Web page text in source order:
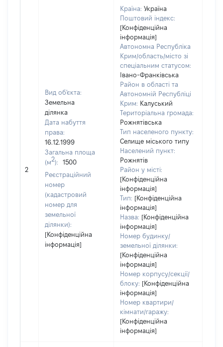
2
Вид об'єкта:
Земельна
ділянка
Дата набуття
права:
16.12.1999
Загальна площа
(м2):
1500
Реєстраційний
номер
(кадастровий
номер для
земельної
ділянки):
[Конфіденційна
інформація]
Країна: Україна
Поштовий індекс:
[Конфіденційна
інформація]
Автономна Республіка
Крим/область/місто зі
спеціальним статусом:
Івано-Франківська
Район в області та
Автономній Республіці
Крим: Калуський
Територіальна громада:
Рожнятівська
Тип населеного пункту:
Селище міського типу
Населений пункт:
Рожнятів
Район у місті:
[Конфіденційна
інформація]
Тип: [Конфіденційна
інформація]
Назва: [Конфіденційна
інформація]
Номер будинку/
земельної ділянки:
[Конфіденційна
інформація]
Номер корпусу/секції/
блоку: [Конфіденційна
інформація]
Номер квартири/
кімнати/гаражу:
[Конфіденційна
інформація]